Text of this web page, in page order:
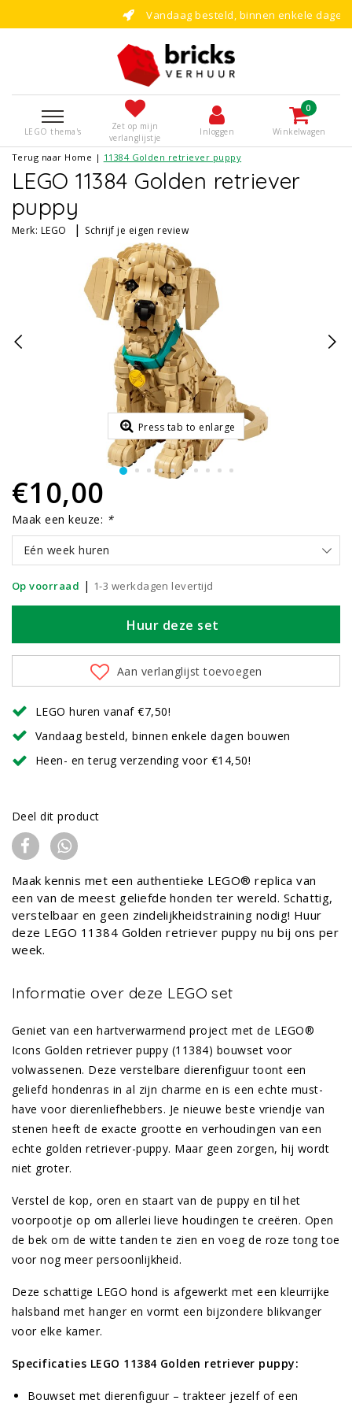
Vandaag besteld, binnen enkele dagen bouwen!
LEGO thema's
Zet op mijn
verlanglijstje
Inloggen
0
Winkelwagen
Terug naar Home | 11384 Golden retriever puppy
LEGO 11384 Golden retriever
puppy
Merk: LEGO | Schrijf je eigen review
Press tab to enlarge
€10,00
Maak een keuze: *
Eén week huren
Op voorraad | 1-3 werkdagen levertijd
Huur deze set
Aan verlanglijst toevoegen
LEGO huren vanaf €7,50!
Vandaag besteld, binnen enkele dagen bouwen
Heen- en terug verzending voor €14,50!
Deel dit product
Maak kennis met een authentieke LEGO® replica van
een van de meest geliefde honden ter wereld. Schattig,
verstelbaar en geen zindelijkheidstraining nodig! Huur
deze LEGO 11384 Golden retriever puppy nu bij ons per
week.
Informatie over deze LEGO set
Geniet van een hartverwarmend project met de LEGO®
Icons Golden retriever puppy (11384) bouwset voor
volwassenen. Deze verstelbare dierenfiguur toont een
geliefd hondenras in al zijn charme en is een echte must-
have voor dierenliefhebbers. Je nieuwe beste vriendje van
stenen heeft de exacte grootte en verhoudingen van een
echte golden retriever-puppy. Maar geen zorgen, hij wordt
niet groter.
Verstel de kop, oren en staart van de puppy en til het
voorpootje op om allerlei lieve houdingen te creëren. Open
de bek om de witte tanden te zien en voeg de roze tong toe
voor nog meer persoonlijkheid.
Deze schattige LEGO hond is afgewerkt met een kleurrijke
halsband met hanger en vormt een bijzondere blikvanger
voor elke kamer.
Specificaties LEGO 11384 Golden retriever puppy:
Bouwset met dierenfiguur – trakteer jezelf of een